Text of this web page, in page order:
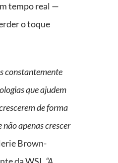
tempo real —
o toque
constantemente
que ajudem
de forma
apenas crescer
Brown-